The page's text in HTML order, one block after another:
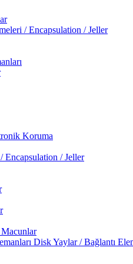
/ Encapsulation / Jeller
Koruma
Encapsulation / Jeller
Disk Yaylar / Bağlantı